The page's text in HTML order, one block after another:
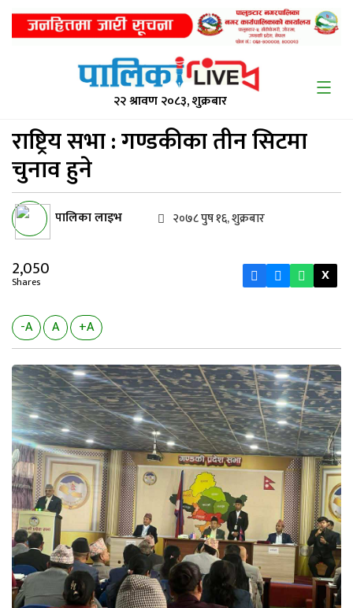
२२ श्रावण २०८३, शुक्रबार
राष्ट्रिय सभा :गण्डकीका तीन सिटमा
चुनाव हुने
पालिका लाइभ २०७८ पुष १६, शुक्रबार
2,050
Shares X
-A A +A